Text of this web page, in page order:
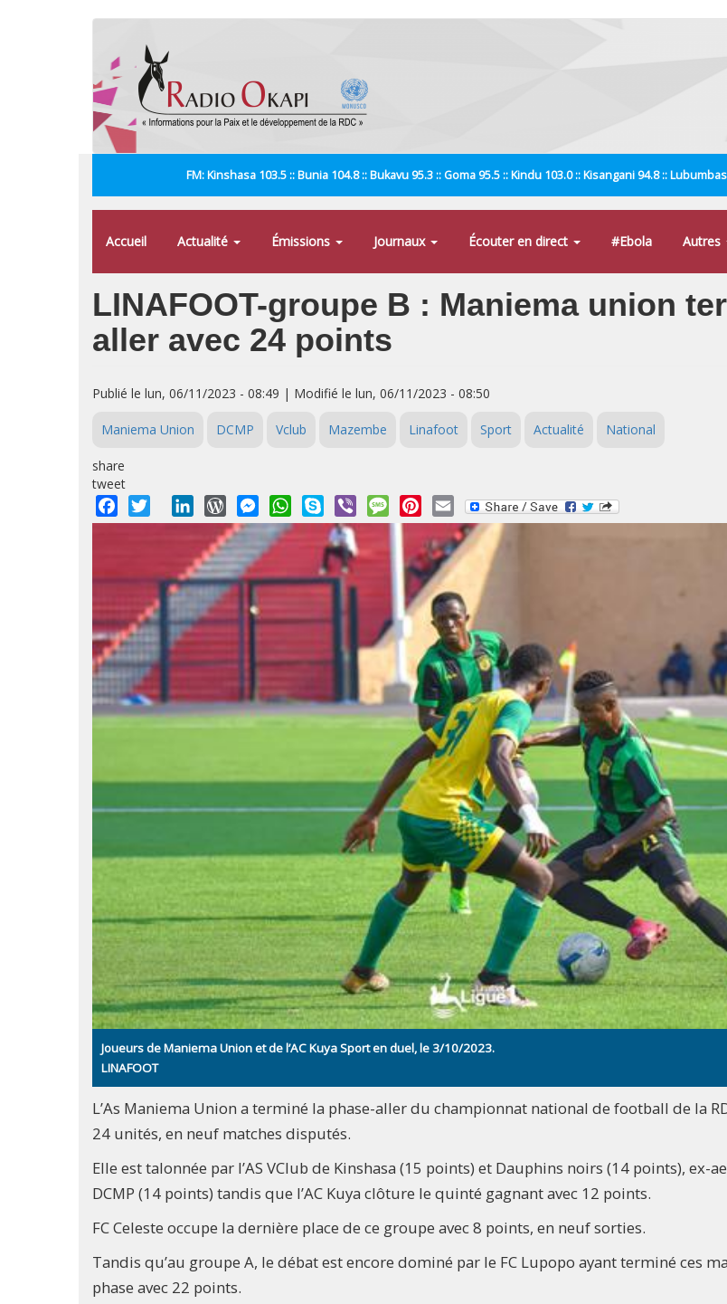
FM: Kinshasa 103.5 :: Bunia 104.8 :: Bukavu 95.3 :: Goma 95.5 :: Kindu 103.0 :: Kisangani 94.8 ::
Accueil Actualité Émissions Journaux Écouter en direct #Ebola Autres
LINAFOOT-groupe B : Maniema union
aller avec 24 points
Publié le lun, 06/11/2023 - 08:49 | Modifié le lun, 06/11/2023 - 08:50
Maniema Union DCMP Vclub Mazembe Linafoot Sport Actualité National
share
tweet
Facebook
Twitter LinkedInWordPressMessengerWhatsApp
Skype Viber MessagePinterest
Email
Joueurs de Maniema Union et de l’AC Kuya Sport en duel, le 3/10/2023.
LINAFOOT
L’As Maniema Union a terminé la phase-aller du championnat national de football de la
24 unités, en neuf matches disputés.
Elle est talonnée par l’AS VClub de Kinshasa (15 points) et Dauphins noirs (14 points), ex-
DCMP (14 points) tandis que l’AC Kuya clôture le quinté gagnant avec 12 points.
FC Celeste occupe la dernière place de ce groupe avec 8 points, en neuf sorties.
Tandis qu’au groupe A, le débat est encore dominé par le FC Lupopo ayant terminé ces
phase avec 22 points.